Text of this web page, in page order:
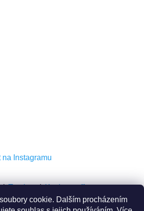
cookie. Dalším procházením
na Instagramu
Torah.cz Kosher-coffee.cz